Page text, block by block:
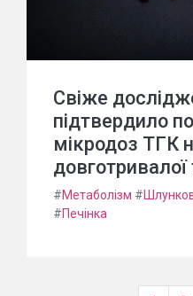
Свіже
підтвердило
мікродоз ТГК
довготривалої
#Метаболізм #
#Печінка